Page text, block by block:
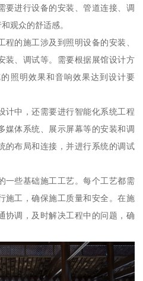
要进行设备的安装、管道连接、调
观众的舒适感。
的施工涉及到照明设备的安装、
装、调试等。需要根据展馆设计方
照明效果和音响效果达到设计要
计中，还需要进行智能化系统工程
媒体系统、展示屏幕等的安装和调
的布局和连接，并进行系统的调试
一些基础施工工艺。每个工艺都需
施工，确保施工质量和安全。在施
协调，及时解决工程中的问题，确